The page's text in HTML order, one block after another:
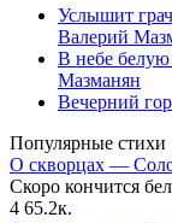
Услышит
Валерий
В небе
Мазманян
Вечерний
Популярные стихи
О скворцах —
Скоро кончится
4 65.2к.